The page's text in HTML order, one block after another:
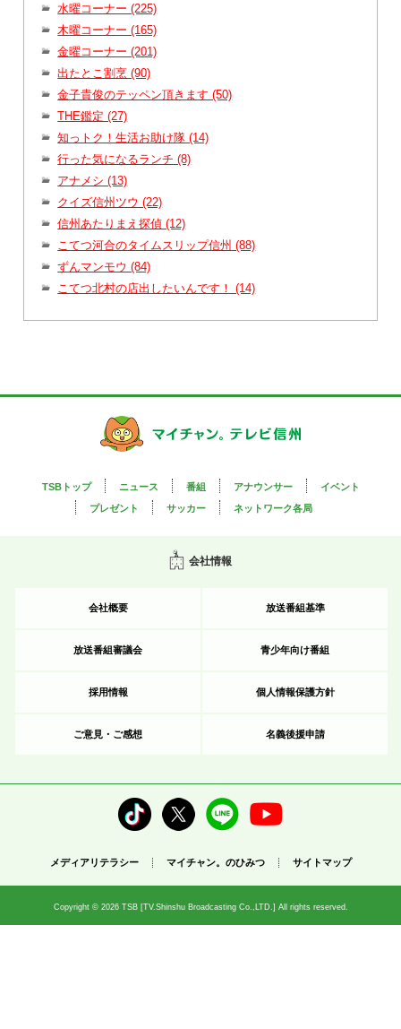
水曜コーナー (225)
木曜コーナー (165)
金曜コーナー (201)
出たとこ割烹 (90)
金子貴俊のテッペン頂きます (50)
THE鑑定 (27)
知っトク！生活お助け隊 (14)
行った気になるランチ (8)
アナメシ (13)
クイズ信州ツウ (22)
信州あたりまえ探偵 (12)
こてつ河合のタイムスリップ信州 (88)
ずんマンモウ (84)
こてつ北村の店出したいんです！ (14)
TSBトップ ニュース 番組 アナウンサー
イベント
プレゼント
サッカー ネットワーク各局
会社情報
会社概要 放送番組基準
放送番組審議会 青少年向け番組
採用情報 個人情報保護方針
ご意見・ご感想 名義後援申請
メディアリテラシー マイチャン。のひみつ サイトマップ
Copyright © 2026 TSB [TV.Shinshu Broadcasting Co.,LTD.] All rights reserved.